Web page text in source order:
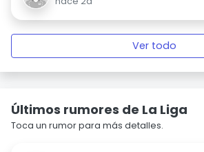
Ver todo
Últimos rumores de La Liga
Toca un rumor para más detalles.